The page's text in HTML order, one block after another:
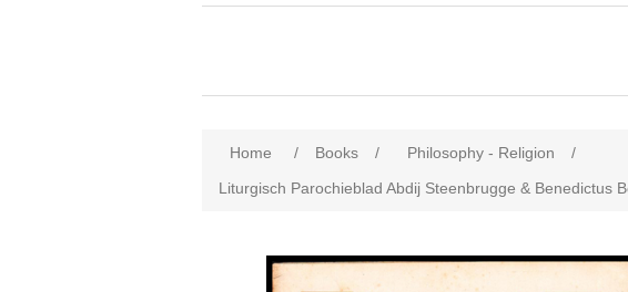
Home / Books / Philosophy - Religion
/
Liturgisch Parochieblad Abdij Steenbrugge & Benedictus